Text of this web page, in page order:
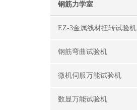
钢筋力学室
EZ-3金属线材扭转试验机
钢筋弯曲试验机
微机伺服万能试验机
数显万能试验机